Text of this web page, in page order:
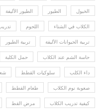
الخيول الطيور الطيور الأليفة
الكلاب في الشتاء اللحوم
تربية الحيوانات الأليفة تربية الطيور
حاسة الشم عند الكلاب حمل الكلبة
داء الكلب سلوكيات القطط
صعوبة نوم الكلاب طعام القطط
كيفية تدريب الكلاب مرض القط